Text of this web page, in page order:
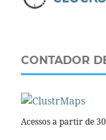
CONTADOR
Acessos a partir de